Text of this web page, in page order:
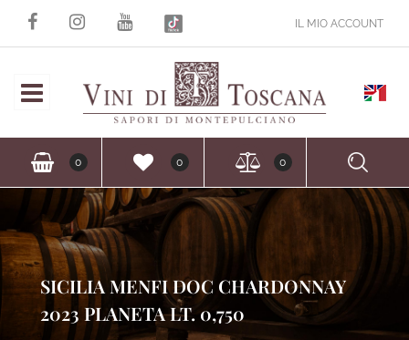
IL MIO ACCOUNT
0 0 0
SICILIA MENFI DOC CHARDONNAY
2023 PLANETA LT. 0,750